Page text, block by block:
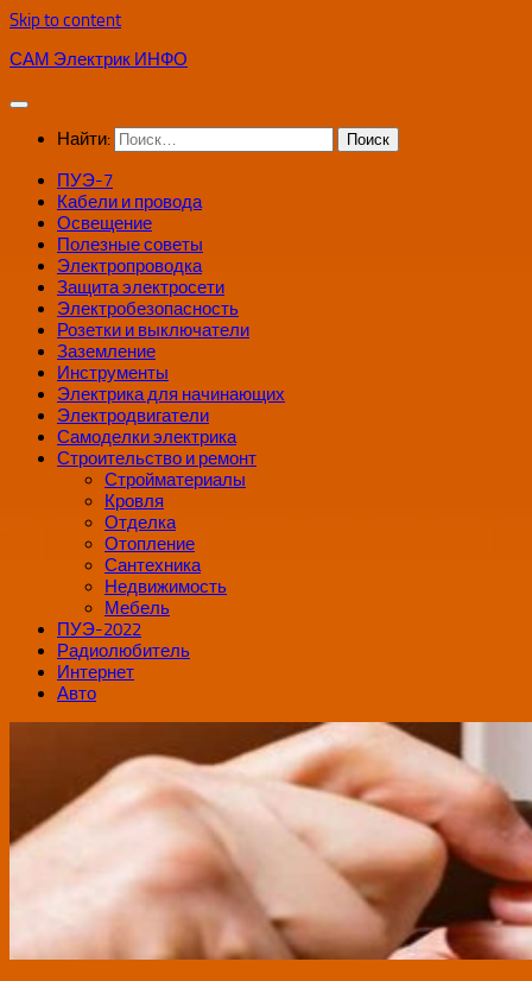
Skip to content
САМ Электрик ИНФО
Найти:
ПУЭ-7
Кабели и провода
Освещение
Полезные советы
Электропроводка
Защита электросети
Электробезопасность
Розетки и выключатели
Заземление
Инструменты
Электрика для начинающих
Электродвигатели
Самоделки электрика
Строительство и ремонт
Стройматериалы
Кровля
Отделка
Отопление
Сантехника
Недвижимость
Мебель
ПУЭ-2022
Радиолюбитель
Интернет
Авто